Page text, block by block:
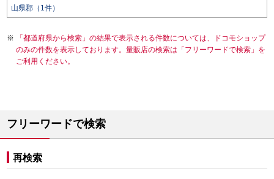
山県郡（1件）
「都道府県から検索」の結果で表示される件数については、ドコモショップ
のみの件数を表示しております。量販店の検索は「フリーワードで検索」を
ご利用ください。
フリーワードで検索
再検索